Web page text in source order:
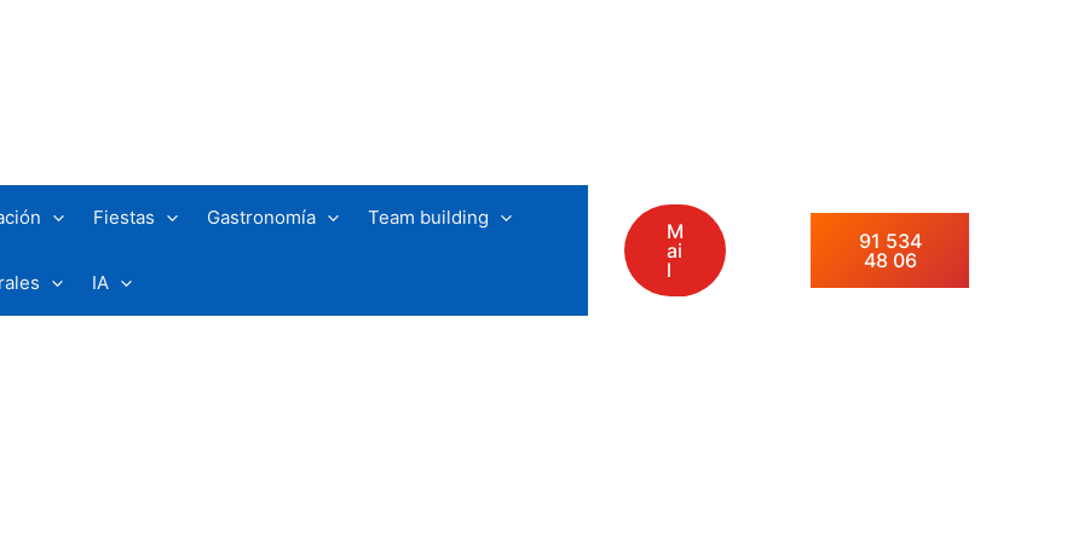
Fiestas Gastronomía Team building
IA
M
ai
l
91 534
48 06